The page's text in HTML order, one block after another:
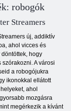
robogók
Streamers
új, addiktív
ahol vicces és
hogy
A városi
a robogójukra
ikonokkal ellátott
ahol
mozgásra
megérkezik a kívánt